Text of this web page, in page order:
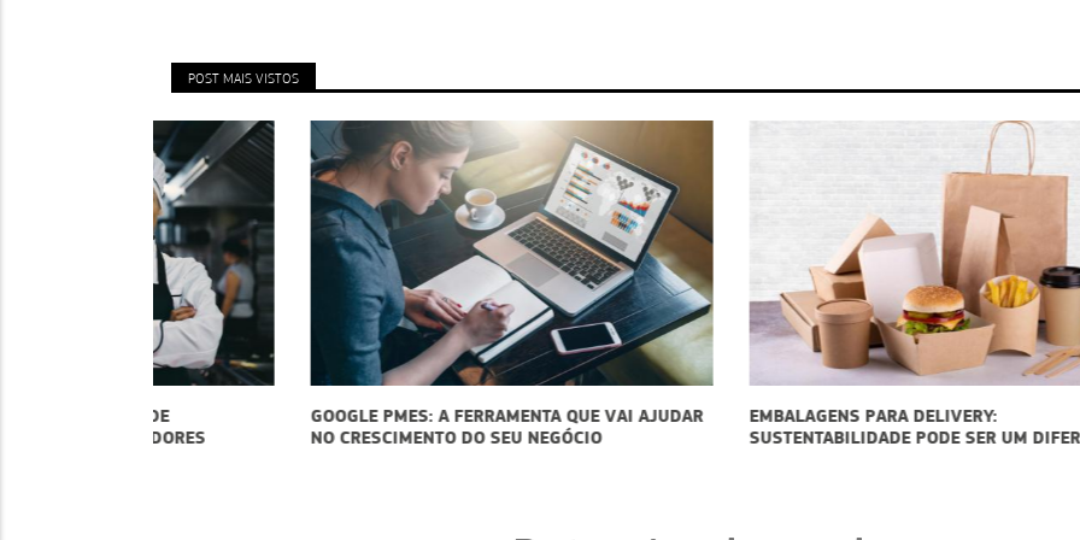
POST MAIS VISTOS
GOOGLE PMES: A FERRAMENTA QUE VAI AJUDAR
NO CRESCIMENTO DO SEU NEGÓCIO
EMBALAGENS PARA DELIVERY:
SUSTENTABILIDADE PODE SER UM DIFERENCIAL